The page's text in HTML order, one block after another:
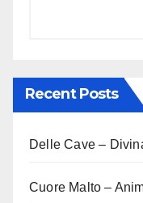
Recent Posts
Delle Cave –
Cuore Malto –